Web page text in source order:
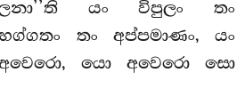
යං විපුලං තං
තං අප්පමාණං, යං
යො අවෙරො සො